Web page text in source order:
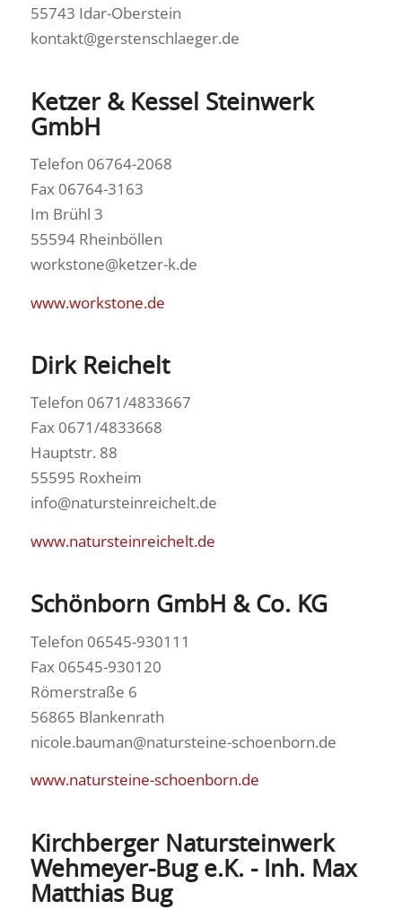
55743 Idar-Oberstein
kontakt@gerstenschlaeger.de
Ketzer & Kessel Steinwerk
GmbH
Telefon 06764-2068
Fax 06764-3163
Im Brühl 3
55594 Rheinböllen
workstone@ketzer-k.de
www.workstone.de
Dirk Reichelt
Telefon 0671/4833667
Fax 0671/4833668
Hauptstr. 88
55595 Roxheim
info@natursteinreichelt.de
www.natursteinreichelt.de
Schönborn GmbH & Co. KG
Telefon 06545-930111
Fax 06545-930120
Römerstraße 6
56865 Blankenrath
nicole.bauman@natursteine-schoenborn.de
www.natursteine-schoenborn.de
Kirchberger Natursteinwerk
Wehmeyer-Bug e.K. - Inh. Max
Matthias Bug